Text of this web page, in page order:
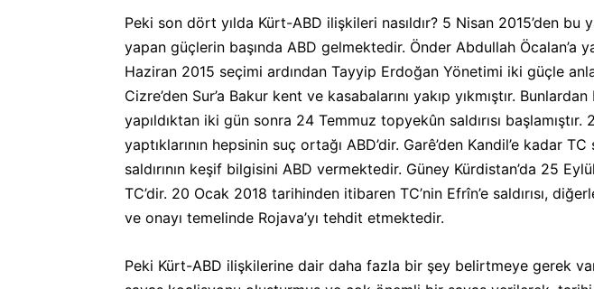
Peki son dört yılda Kürt-ABD ilişkileri nasıldır? 5 Nisan 2015’den
yapan güçlerin başında ABD gelmektedir. Önder Abdullah Öcalan’a
Haziran 2015 seçimi ardından Tayyip Erdoğan Yönetimi iki güçle
Cizre’den Sur’a Bakur kent ve kasabalarını yakıp yıkmıştır.
yapıldıktan iki gün sonra 24 Temmuz topyekûn saldırısı
yaptıklarının hepsinin suç ortağı ABD’dir. Garê’den Kandil’e kadar
saldırının keşif bilgisini ABD vermektedir. Güney Kürdistan’da 25
TC’dir. 20 Ocak 2018 tarihinden itibaren TC’nin Efrîn’e saldırısı,
ve onayı temelinde Rojava’yı tehdit etmektedir.
Peki Kürt-ABD ilişkilerine dair daha fazla bir şey belirtmeye gerek var